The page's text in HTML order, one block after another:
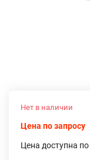
Нет в наличии
Цена по запросу
Цена доступна по